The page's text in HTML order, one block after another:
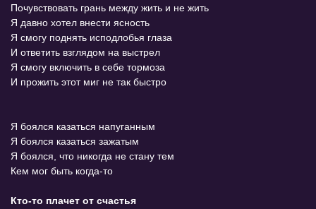
Почувствовать грань между жить и не жить
Я давно хотел внести ясность
Я смогу поднять исподлобья глаза
И ответить взглядом на выстрел
Я смогу включить в себе тормоза
И прожить этот миг не так быстро
Я боялся казаться напуганным
Я боялся казаться зажатым
Я боялся, что никогда не стану тем
Кем мог быть когда-то
Кто-то плачет от счастья